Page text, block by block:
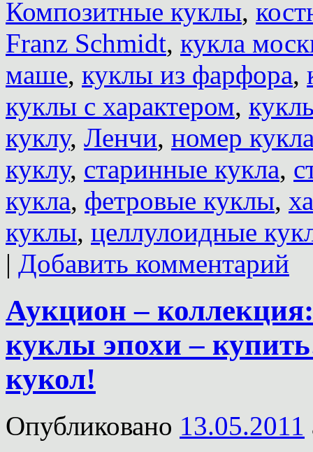
Композитные куклы,
Franz Schmidt, кукла
маше, куклы из фарфора,
куклы с характером,
куклу, Ленчи, номер
куклу, старинные кукла,
кукла, фетровые куклы,
куклы, целлулоидные
| Добавить комментарий
Аукцион –
куклы эпохи –
кукол!
Опубликовано 13.05.2011